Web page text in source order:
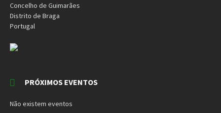
Concelho de Guimarães
Distrito de Braga
Portugal
PRÓXIMOS EVENTOS
Não existem eventos